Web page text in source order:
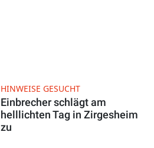
HINWEISE GESUCHT
Einbrecher schlägt am
helllichten Tag in Zirgesheim
zu